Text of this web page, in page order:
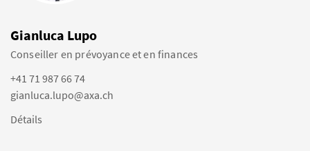
Gianluca Lupo
Conseiller en prévoyance et en finances
+41 71 987 66 74
gianluca.lupo@axa.ch
Détails